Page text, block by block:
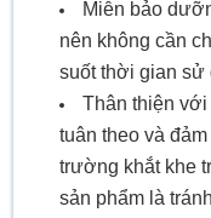
Miễn bảo
nên không cần
suốt thời gian sử
Thân thiện
tuân theo và
trường khắt khe
sản phẩm là